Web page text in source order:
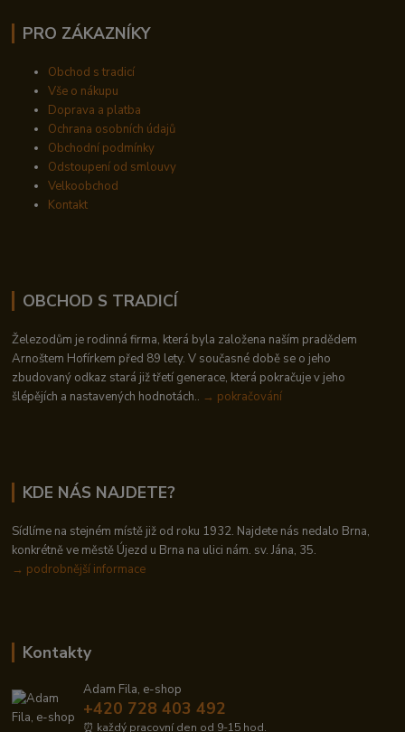
PRO ZÁKAZNÍKY
Obchod s tradicí
Vše o nákupu
Doprava a platba
Ochrana osobních údajů
Obchodní podmínky
Odstoupení od smlouvy
Velkoobchod
Kontakt
OBCHOD S TRADICÍ
Železodům je rodinná firma, která byla založena naším pradědem
Arnoštem Hofírkem před 89 lety. V současné době se o jeho
zbudovaný odkaz stará již třetí generace, která pokračuje v jeho
šlépějích a nastavených hodnotách.. → pokračování
KDE NÁS NAJDETE?
Sídlíme na stejném místě již od roku 1932. Najdete nás nedalo Brna,
konkrétně ve městě Újezd u Brna na ulici nám. sv. Jána, 35.
→ podrobnější informace
Kontakty
Adam Fila, e-shop
+420 728 403 492
⏰ každý pracovní den od 9-15 hod.